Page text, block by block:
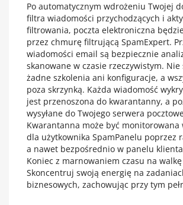
Po automatycznym wdrożeniu Twojej
filtra wiadomości przychodzących i
filtrowania, poczta elektroniczna
przez chmurę filtrującą SpamExpert.
wiadomości email są bezpiecznie
skanowane w czasie rzeczywistym. Nie
żadne szkolenia ani konfiguracje, a
poza skrzynką. Każda wiadomość
jest przenoszona do kwarantanny, a
wysyłane do Twojego serwera
Kwarantanna może być monitorowana
dla użytkownika SpamPanelu poprzez
a nawet bezpośrednio w panelu
Koniec z marnowaniem czasu na
Skoncentruj swoją energię na
biznesowych, zachowując przy tym